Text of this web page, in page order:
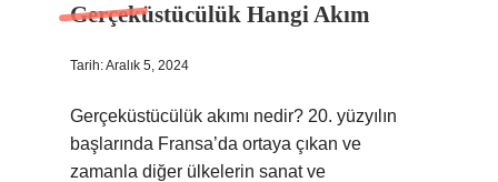
Gerçeküstücülük Hangi Akım
Tarih: Aralık 5, 2024
Gerçeküstücülük akımı nedir? 20. yüzyılın
başlarında Fransa’da ortaya çıkan ve
zamanla diğer ülkelerin sanat ve